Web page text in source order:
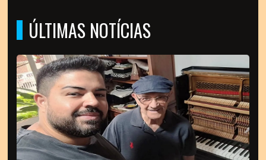
ÚLTIMAS NOTÍCIAS